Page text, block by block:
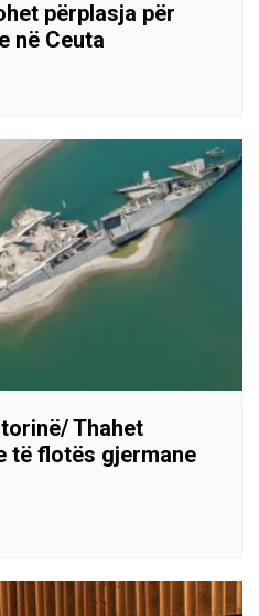
përplasja për
në Ceuta
Thahet
të flotës gjermane